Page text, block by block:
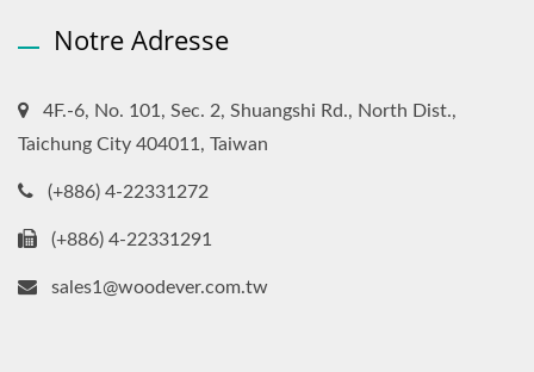
Notre Adresse
4F.-6, No. 101, Sec. 2, Shuangshi Rd., North Dist.,
Taichung City 404011, Taiwan
(+886) 4-22331272
(+886) 4-22331291
sales1@woodever.com.tw